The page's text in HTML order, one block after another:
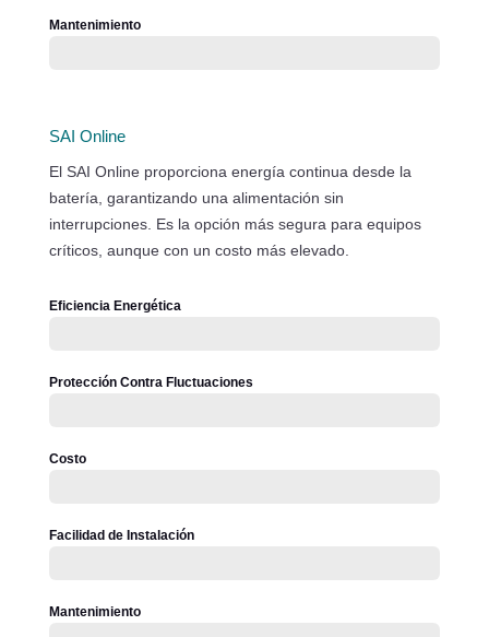
Mantenimiento
SAI Online
El SAI Online proporciona energía continua desde la
batería, garantizando una alimentación sin
interrupciones. Es la opción más segura para equipos
críticos, aunque con un costo más elevado.
Eficiencia Energética
Protección Contra Fluctuaciones
Costo
Facilidad de Instalación
Mantenimiento